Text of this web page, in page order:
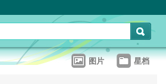
图片 星档